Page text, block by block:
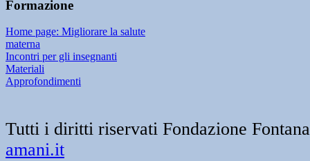
Formazione
Home page: Migliorare la salute
materna
Incontri per gli insegnanti
Materiali
Approfondimenti
Tutti i diritti riservati Fondazione
amani.it